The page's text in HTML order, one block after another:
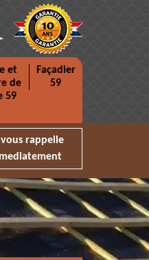
et
de
59
Façadier
59
rappelle